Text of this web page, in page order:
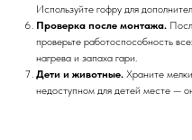
Используйте гофру для
Проверка после монтажа.
проверьте работоспособность
нагрева и запаха гари.
Дети и животные. Храните
недоступном для детей месте —